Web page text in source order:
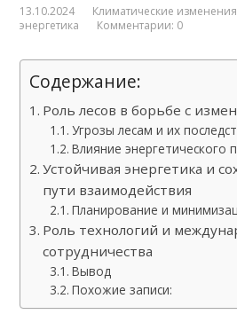
13.10.2024
Климатические
энергетика
Комментарии: 0
Содержание:
Роль лесов в борьбе с
Угрозы лесам и их
Влияние энергетического
Устойчивая энергетика и
пути взаимодействия
Планирование и
Роль технологий и
сотрудничества
Вывод
Похожие записи: